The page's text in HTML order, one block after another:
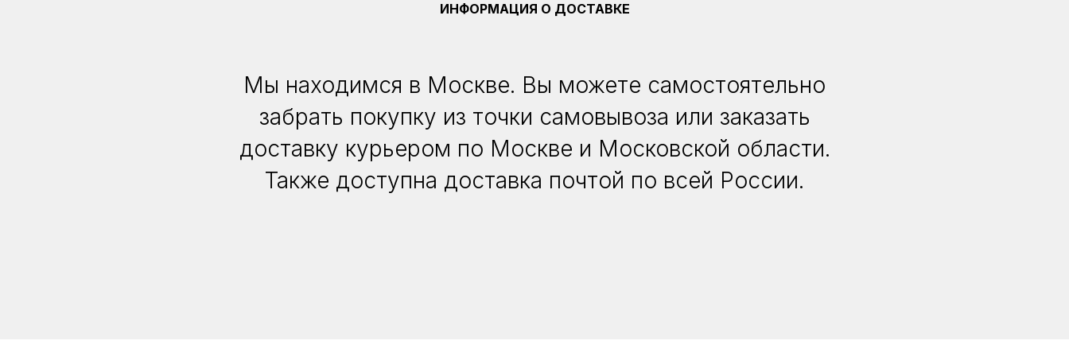
ИНФОРМАЦИЯ О ДОСТАВКЕ
Мы находимся в Москве. Вы можете самостоятельно
забрать покупку из точки самовывоза или заказать
доставку курьером по Москве и Московской области.
Также доступна доставка почтой по всей России.